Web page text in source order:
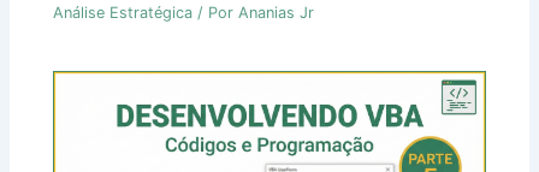
Análise Estratégica / PorAnanias Jr